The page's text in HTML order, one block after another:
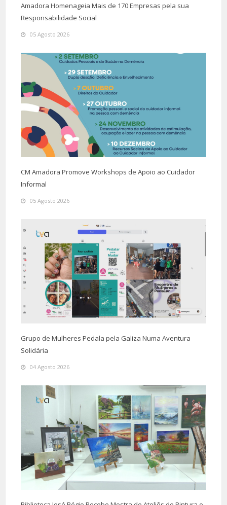
Amadora Homenageia Mais de 170 Empresas pela sua
Responsabilidade Social
05 Agosto 2026
CM Amadora Promove Workshops de Apoio ao Cuidador
Informal
05 Agosto 2026
Grupo de Mulheres Pedala pela Galiza Numa Aventura
Solidária
04 Agosto 2026